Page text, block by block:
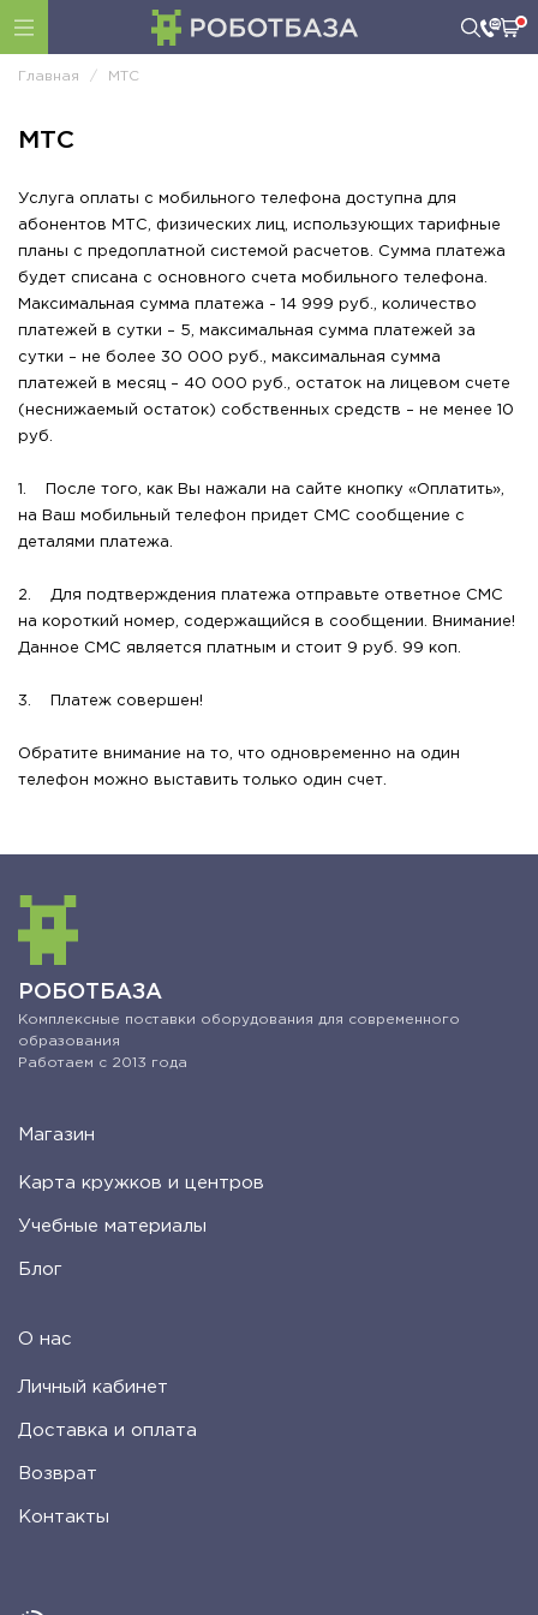
Главная МТС
МТС
Услуга оплаты с мобильного телефона доступна для
абонентов МТС, физических лиц, использующих тарифные
планы с предоплатной системой расчетов. Сумма платежа
будет списана с основного счета мобильного телефона.
Максимальная сумма платежа - 14 999 руб., количество
платежей в сутки – 5, максимальная сумма платежей за
сутки – не более 30 000 руб., максимальная сумма
платежей в месяц – 40 000 руб., остаток на лицевом счете
(неснижаемый остаток) собственных средств – не менее 10
руб.
1. После того, как Вы нажали на сайте кнопку «Оплатить»,
на Ваш мобильный телефон придет СМС сообщение с
деталями платежа.
2. Для подтверждения платежа отправьте ответное СМС
на короткий номер, содержащийся в сообщении. Внимание!
Данное СМС является платным и стоит 9 руб. 99 коп.
3. Платеж совершен!
Обратите внимание на то, что одновременно на один
телефон можно выставить только один счет.
РОБОТБАЗА
Комплексные поставки оборудования для современного
образования
Работаем с 2013 года
Магазин
Карта кружков и центров
Учебные материалы
Блог
О нас
Личный кабинет
Доставка и оплата
Возврат
Контакты